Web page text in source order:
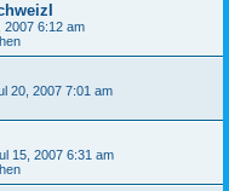
2007 6:12 am
20, 2007 7:01 am
15, 2007 6:31 am